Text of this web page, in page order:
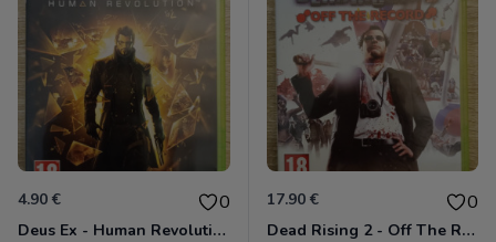
4.90 € 0
Deus Ex - Human Revolution Xbox 360
17.90 € 0
Dead Rising 2 - Off The Record Xbox 360